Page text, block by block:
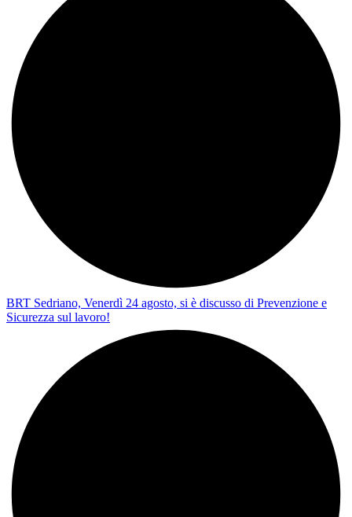
BRT Sedriano, Venerdì 24 agosto, si è discusso di Prevenzione e
Sicurezza sul lavoro!